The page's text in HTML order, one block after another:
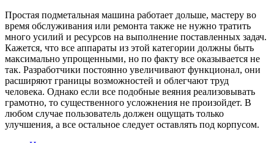
Простая подметальная машина работает дольше, мастеру во
время обслуживания или ремонта также не нужно тратить
много усилий и ресурсов на выполнение поставленных задач.
Кажется, что все аппараты из этой категории должны быть
максимально упрощенными, но по факту все оказывается не
так. Разработчики постоянно увеличивают функционал, они
расширяют границы возможностей и облегчают труд
человека. Однако если все подобные веяния реализовывать
грамотно, то существенного усложнения не произойдет. В
любом случае пользователь должен ощущать только
улучшения, а все остальное следует оставлять под корпусом.